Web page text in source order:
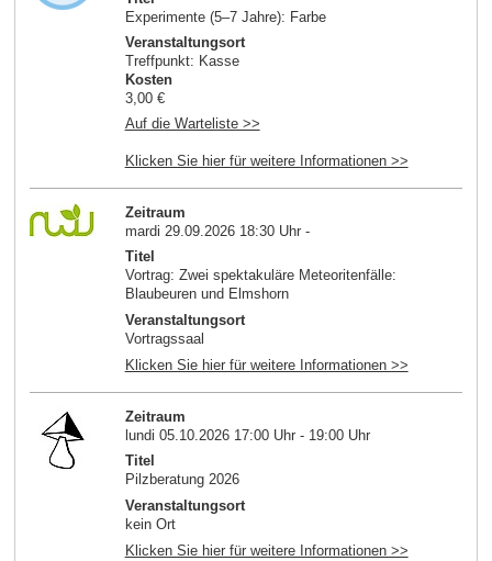
Experimente (5–7 Jahre): Farbe
Veranstaltungsort
Treffpunkt: Kasse
Kosten
3,00 €
Auf die Warteliste >>
Klicken Sie hier für weitere Informationen >>
Zeitraum
mardi 29.09.2026 18:30 Uhr -
Titel
Vortrag: Zwei spektakuläre Meteoritenfälle:
Blaubeuren und Elmshorn
Veranstaltungsort
Vortragssaal
Klicken Sie hier für weitere Informationen >>
Zeitraum
lundi 05.10.2026 17:00 Uhr - 19:00 Uhr
Titel
Pilzberatung 2026
Veranstaltungsort
kein Ort
Klicken Sie hier für weitere Informationen >>